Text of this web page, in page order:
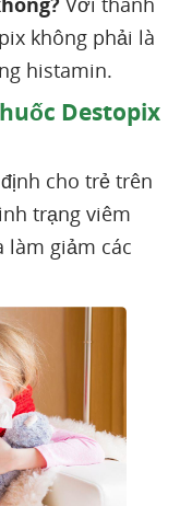
không phải là
histamin.
Destopix
cho trẻ trên
trạng viêm
làm giảm các